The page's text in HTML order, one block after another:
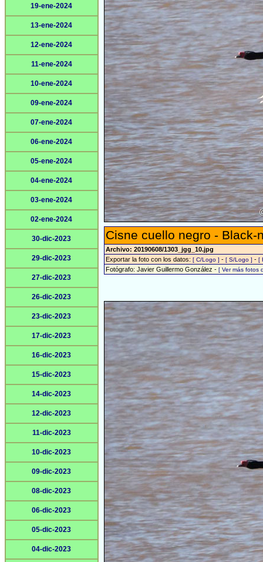
19-ene-2024
13-ene-2024
12-ene-2024
11-ene-2024
10-ene-2024
09-ene-2024
07-ene-2024
06-ene-2024
05-ene-2024
04-ene-2024
03-ene-2024
02-ene-2024
30-dic-2023
29-dic-2023
27-dic-2023
26-dic-2023
23-dic-2023
17-dic-2023
16-dic-2023
15-dic-2023
14-dic-2023
12-dic-2023
11-dic-2023
10-dic-2023
09-dic-2023
08-dic-2023
06-dic-2023
05-dic-2023
04-dic-2023
Cisne cuello negro -
Archivo: 20190608/1303_jgg_10.jpg
Exportar la foto con los datos: [ C/Logo ] - [ S/Logo ] - [
Fotógrafo: Javier Guillermo González - [ Ver más fotos